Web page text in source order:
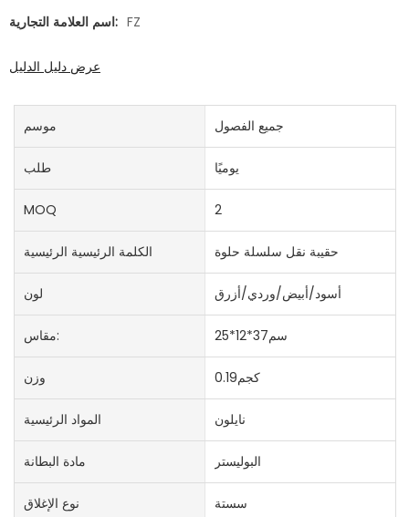
اسم العلامة التجارية: FZ
عرض دليل الدليل
موسم جميع الفصول
طلب يوميًا
MOQ 2
الكلمة الرئيسية الرئيسية حقيبة نقل سلسلة حلوة
لون أسود/أبيض/وردي/أزرق
مقاس: سم37*12*25
وزن كجم0.19
المواد الرئيسية نايلون
مادة البطانة البوليستر
نوع الإغلاق سستة